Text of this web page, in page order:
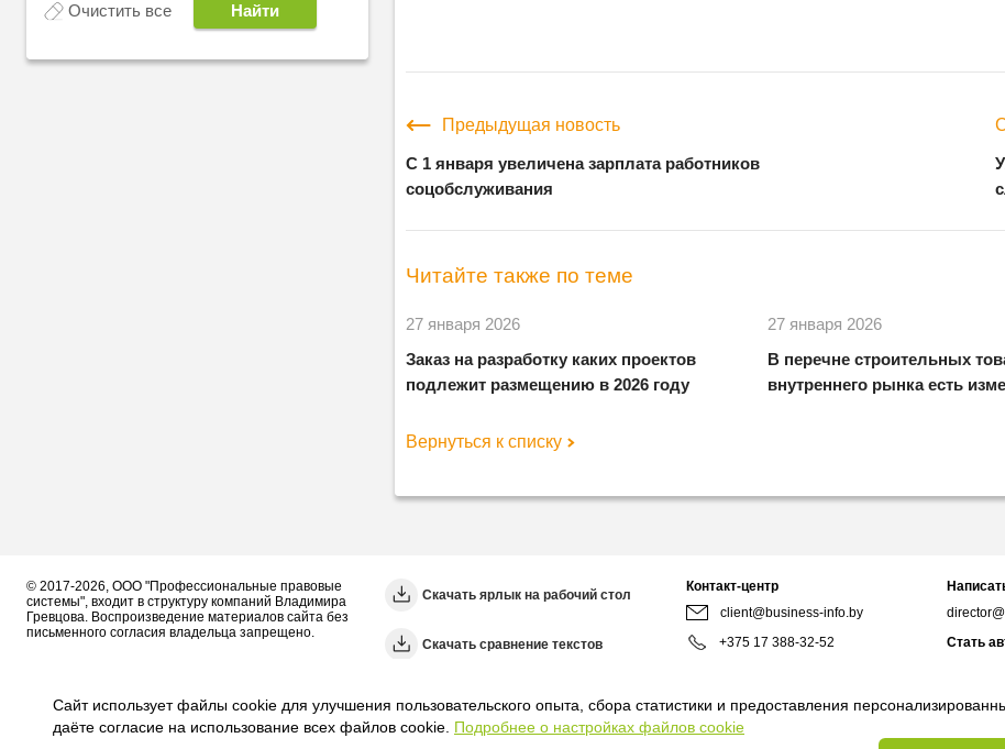
Сайт использует файлы cookie для улучшения пользовательского опыта, сбора статистики и предоставления
даёте согласие на использование всех файлов cookie. Подробнее о настройках файлов cookie
Очистить все
Предыдущая новость
С 1 января увеличена зарплата работников
соцобслуживания
Читайте также по теме
27 января 2026
Заказ на разработку каких проектов
подлежит размещению в 2026 году
27 января 2026
В перечне строительных
внутреннего рынка есть
Вернуться к списку
© 2017-2026, ООО "Профессиональные правовые
системы", входит в структуру компаний Владимира
Гревцова. Воспроизведение материалов сайта без
письменного согласия владельца запрещено.
Скачать ярлык на рабочий стол
Cкачать сравнение текстов
Контакт-центр
client@business-info.by
+375 17 388-32-52
8:00-18:00
Стать